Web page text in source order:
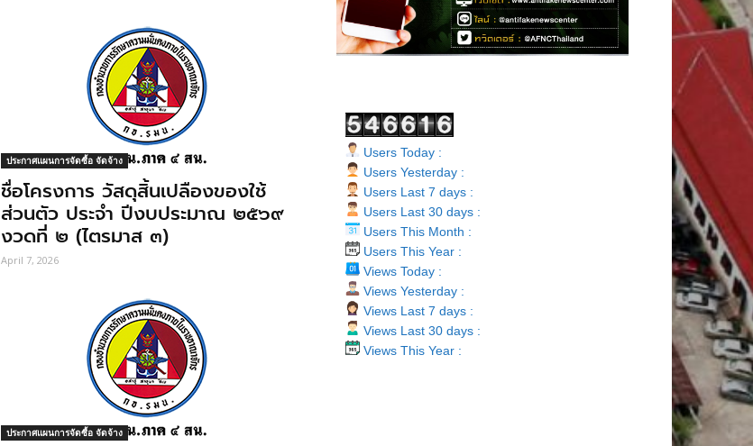
ประกาศแผนการจัดซื้อ จัดจ้าง
ชื่อโครงการ วัสดุสิ้นเปลืองของใช้
ส่วนตัว ประจำ ปีงบประมาณ ๒๕๖๙
งวดที่ ๒ (ไตรมาส ๓)
April 7, 2026
ประกาศแผนการจัดซื้อ จัดจ้าง
Users Today :
Users Yesterday :
Users Last 7 days :
Users Last 30 days :
Users This Month :
Users This Year :
Views Today :
Views Yesterday :
Views Last 7 days :
Views Last 30 days :
Views This Year :